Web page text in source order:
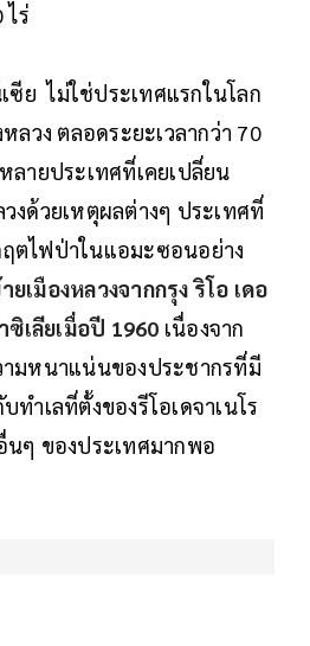
ร่
ซีย ไม่ใช่ประเทศแรกในโลก
ลวง ตลอดระยะเวลากว่า 70
ายประเทศที่เคยเปลี่ยน
งด้วยเหตุผลต่างๆ ประเทศที่
ตไฟป่าในแอมะซอนอย่าง
เมืองหลวงจากกรุง ริโอ เดอ
ซิเลียเมื่อปี 1960 เนื่องจาก
มหนาแน่นของประชากรที่มี
ทำเลที่ตั้งของรีโอเดจาเนโร
ๆ ของประเทศมากพอ